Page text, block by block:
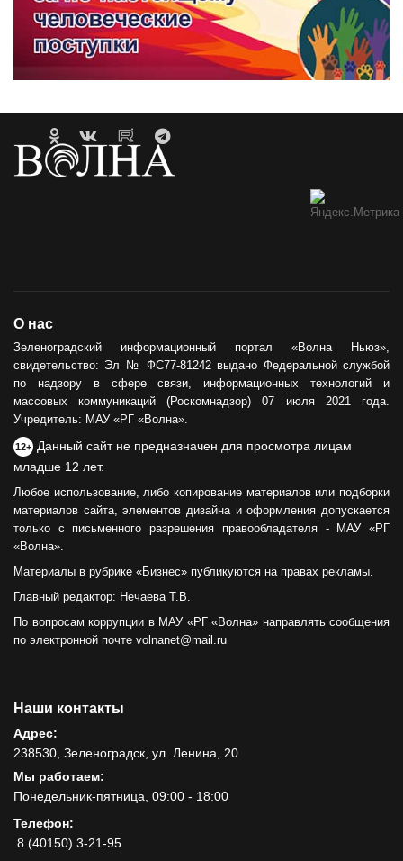
О нас
Зеленоградский информационный портал «Волна Ньюз»,
свидетельство: Эл № ФС77-81242 выдано Федеральной службой
по надзору в сфере связи, информационных технологий и
массовых коммуникаций (Роскомнадзор) 07 июля 2021 года.
Учредитель: МАУ «РГ «Волна».
12+ Данный сайт не предназначен для просмотра лицам
младше 12 лет.
Любое использование, либо копирование материалов или подборки
материалов сайта, элементов дизайна и оформления допускается
только с письменного разрешения правообладателя - МАУ «РГ
«Волна».
Материалы в рубрике «Бизнес» публикуются на правах рекламы.
Главный редактор: Нечаева Т.В.
По вопросам коррупции в МАУ «РГ «Волна» направлять сообщения
по электронной почте volnanet@mail.ru
Наши контакты
Адрес:
238530, Зеленоградск, ул. Ленина, 20
Мы работаем:
Понедельник-пятница, 09:00 - 18:00
Телефон:
8 (40150) 3-21-95